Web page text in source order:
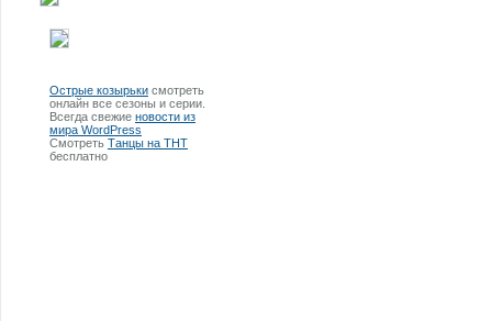
Острые козырьки смотреть
онлайн все сезоны и серии.
Всегда свежие новости из
мира WordPress
Смотреть Танцы на ТНТ
бесплатно